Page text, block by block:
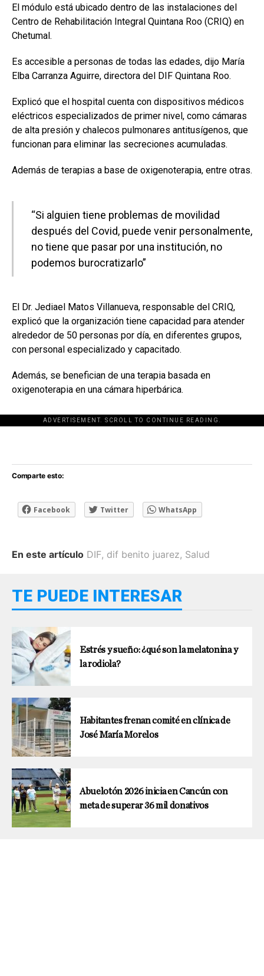
El módulo está ubicado dentro de las instalaciones del
Centro de Rehabilitación Integral Quintana Roo (CRIQ) en
Chetumal.
Es accesible a personas de todas las edades, dijo María
Elba Carranza Aguirre, directora del DIF Quintana Roo.
Explicó que el hospital cuenta con dispositivos médicos
eléctricos especializados de primer nivel, como cámaras
de alta presión y chalecos pulmonares antitusígenos, que
funcionan para eliminar las secreciones acumuladas.
Además de terapias a base de oxigenoterapia, entre otras.
“Si alguien tiene problemas de movilidad
después del Covid, puede venir personalmente,
no tiene que pasar por una institución, no
podemos burocratizarlo”
El Dr. Jediael Matos Villanueva, responsable del CRIQ,
explicó que la organización tiene capacidad para atender
alrededor de 50 personas por día, en diferentes grupos,
con personal especializado y capacitado.
Además, se benefician de una terapia basada en
oxigenoterapia en una cámara hiperbárica.
ADVERTISEMENT. SCROLL TO CONTINUE READING.
[adsforwp id="243463"]
Comparte esto:
Facebook Twitter WhatsApp
En este artículo DIF, dif benito juarez, Salud
TE PUEDE INTERESAR
Estrés y sueño: ¿qué son la melatonina y
la rodiola?
Habitantes frenan comité en clínica de
José María Morelos
Abuelotón 2026 inicia en Cancún con
meta de superar 36 mil donativos